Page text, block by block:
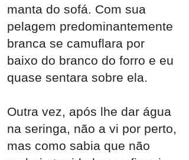
manta do sofá. Com sua
pelagem predominantemente
branca se camuflara por
baixo do branco do forro e eu
quase sentara sobre ela.
Outra vez, após lhe dar água
na seringa, não a vi por perto,
mas como sabia que não